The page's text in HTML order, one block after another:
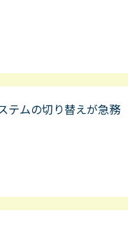
テムの切り替えが急務